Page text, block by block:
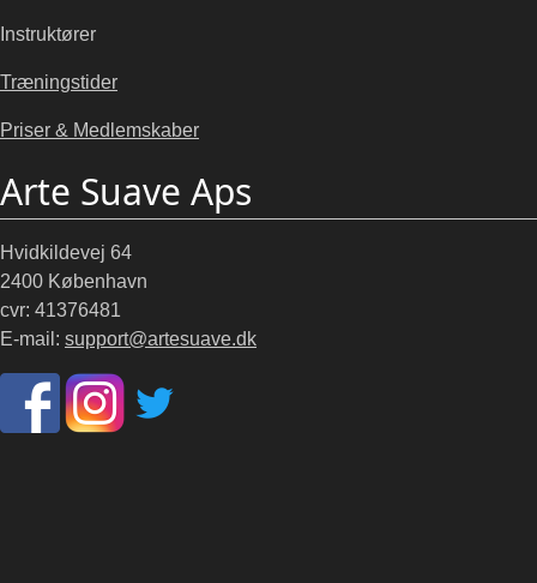
Instruktører
Træningstider
Priser & Medlemskaber
Arte Suave Aps
Hvidkildevej 64
2400 København
cvr: 41376481
E-mail: support@artesuave.dk